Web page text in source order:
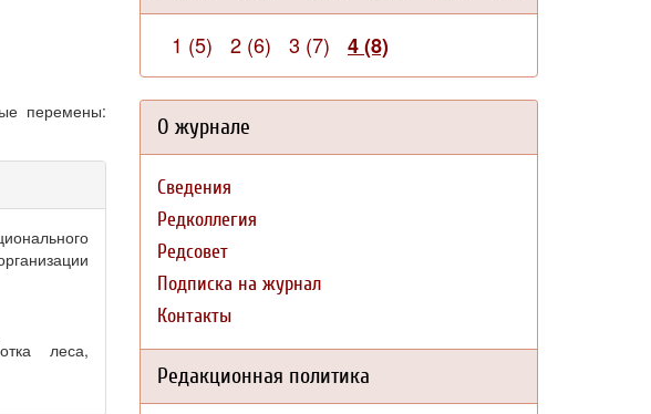
перемены:
леса,
1 (5) 2 (6) 3 (7) 4 (8)
О журнале
Сведения
Редколлегия
Редсовет
Подписка на журнал
Контакты
Редакционная политика